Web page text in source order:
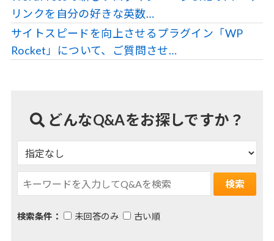
リンクを自分の好きな英数…
サイトスピードを向上させるプラグイン「WP
Rocket」について、ご質問させ…
どんなQ&Aをお探しですか？
検索条件： 未回答のみ 古い順